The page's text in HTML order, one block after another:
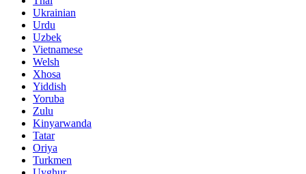
Ukrainian
Urdu
Uzbek
Vietnamese
Welsh
Xhosa
Yiddish
Yoruba
Zulu
Kinyarwanda
Tatar
Oriya
Turkmen